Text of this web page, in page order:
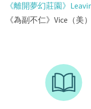
《離開夢幻莊園》
《為副不仁》Vice（美）